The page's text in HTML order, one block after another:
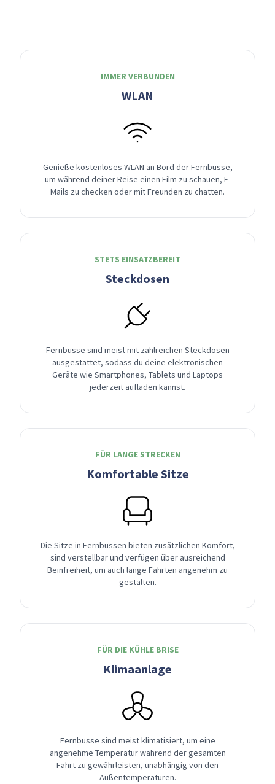
IMMER VERBUNDEN
WLAN
Genieße kostenloses WLAN an Bord der Fernbusse,
um während deiner Reise einen Film zu schauen, E-
Mails zu checken oder mit Freunden zu chatten.
STETS EINSATZBEREIT
Steckdosen
Fernbusse sind meist mit zahlreichen Steckdosen
ausgestattet, sodass du deine elektronischen
Geräte wie Smartphones, Tablets und Laptops
jederzeit aufladen kannst.
FÜR LANGE STRECKEN
Komfortable Sitze
Die Sitze in Fernbussen bieten zusätzlichen Komfort,
sind verstellbar und verfügen über ausreichend
Beinfreiheit, um auch lange Fahrten angenehm zu
gestalten.
FÜR DIE KÜHLE BRISE
Klimaanlage
Fernbusse sind meist klimatisiert, um eine
angenehme Temperatur während der gesamten
Fahrt zu gewährleisten, unabhängig von den
Außentemperaturen.